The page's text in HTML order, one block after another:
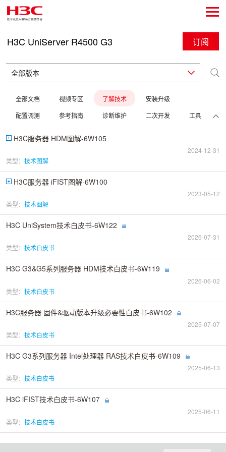
H3C UniServer R4500 G3 订阅
全部文档 视频专区 了解技术
安装升级
配置调测
参考指南 诊断维护 二次开发 工具
H3C服务器 HDM图解-6W105
2024-12-31
类型： 技术图解
H3C服务器 iFIST图解-6W100
2023-05-12
类型： 技术图解
H3C UniSystem技术白皮书-6W122
2026-07-31
类型： 技术白皮书
H3C G3&G5系列服务器 HDM技术白皮书-6W119
2026-06-02
类型： 技术白皮书
H3C服务器 固件&驱动版本升级必要性白皮书-6W102
2025-07-07
类型： 技术白皮书
H3C G3系列服务器 Intel处理器 RAS技术白皮书-6W109
2025-06-13
类型： 技术白皮书
H3C iFIST技术白皮书-6W107
2025-06-11
类型： 技术白皮书